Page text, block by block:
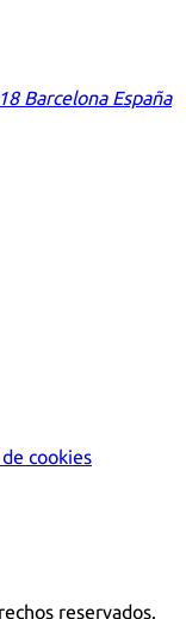
Barcelona España
cookies
reservados.